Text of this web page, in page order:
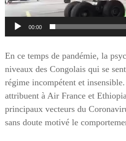
00:00
En ce temps de pandémie, la
niveaux des Congolais qui se
régime incompétent et
attribuent à Air France et
principaux vecteurs du
sans doute motivé le